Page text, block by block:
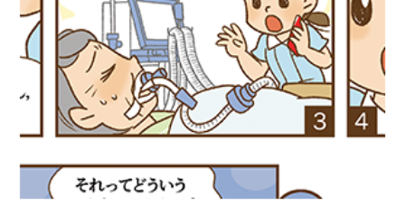
医療漫画『３ステップでわかる呼吸ケア』
学研